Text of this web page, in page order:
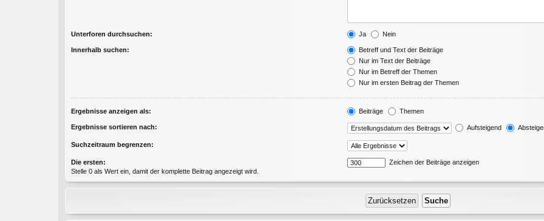
Unterforen durchsuchen: Ja Nein
Innerhalb suchen:
Betreff und Text der Beiträge
Nur im Text der Beiträge
Nur im Betreff der Themen
Nur im ersten Beitrag der Themen
Ergebnisse anzeigen als: Beiträge Themen
Ergebnisse sortieren nach: Aufsteigend
Suchzeitraum begrenzen:
Die ersten:
Stelle 0 als Wert ein, damit der komplette Beitrag angezeigt wird.
Zeichen der Beiträge anzeigen